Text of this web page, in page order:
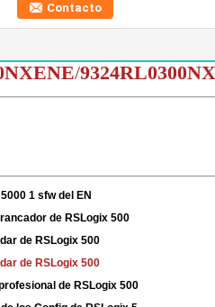
Contacto
/
1 sfw del EN
de RSLogix 500
de RSLogix 500
de RSLogix 500
de RSLogix 500